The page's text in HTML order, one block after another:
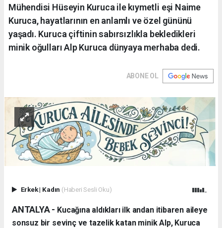
Mühendisi Hüseyin Kuruca ile kıymetli eşi Naime
Kuruca, hayatlarının en anlamlı ve özel gününü
yaşadı. Kuruca çiftinin sabırsızlıkla bekledikleri
minik oğulları Alp Kuruca dünyaya merhaba dedi.
ABONE OL
Erkek| Kadın (Haberi Sesli Oku)
ANTALYA - ​ Kucağına aldıkları ilk andan itibaren aileye
sonsuz bir sevinç ve tazelik katan minik Alp, Kuruca